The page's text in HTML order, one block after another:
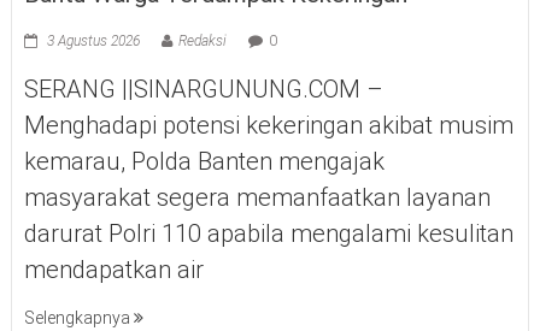
3 Agustus 2026 Redaksi 0
SERANG ||SINARGUNUNG.COM –
Menghadapi potensi kekeringan akibat musim
kemarau, Polda Banten mengajak
masyarakat segera memanfaatkan layanan
darurat Polri 110 apabila mengalami kesulitan
mendapatkan air
Selengkapnya